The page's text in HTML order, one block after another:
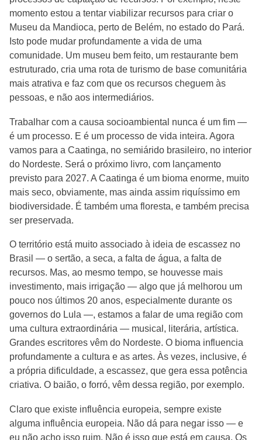
momento estou a tentar viabilizar recursos para criar o
Museu da Mandioca, perto de Belém, no estado do Pará.
Isto pode mudar profundamente a vida de uma
comunidade. Um museu bem feito, um restaurante bem
estruturado, cria uma rota de turismo de base comunitária
mais atrativa e faz com que os recursos cheguem às
pessoas, e não aos intermediários.
Trabalhar com a causa socioambiental nunca é um fim —
é um processo. E é um processo de vida inteira. Agora
vamos para a Caatinga, no semiárido brasileiro, no interior
do Nordeste. Será o próximo livro, com lançamento
previsto para 2027. A Caatinga é um bioma enorme, muito
mais seco, obviamente, mas ainda assim riquíssimo em
biodiversidade. É também uma floresta, e também precisa
ser preservada.
O território está muito associado à ideia de escassez no
Brasil — o sertão, a seca, a falta de água, a falta de
recursos. Mas, ao mesmo tempo, se houvesse mais
investimento, mais irrigação — algo que já melhorou um
pouco nos últimos 20 anos, especialmente durante os
governos do Lula —, estamos a falar de uma região com
uma cultura extraordinária — musical, literária, artística.
Grandes escritores vêm do Nordeste. O bioma influencia
profundamente a cultura e as artes. Às vezes, inclusive, é
a própria dificuldade, a escassez, que gera essa potência
criativa. O baião, o forró, vêm dessa região, por exemplo.
Claro que existe influência europeia, sempre existe
alguma influência europeia. Não dá para negar isso — e
eu não acho isso ruim. Não é isso que está em causa. Os